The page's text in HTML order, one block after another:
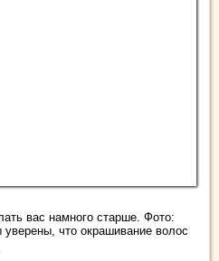
вас намного старше. Фото:
что окрашивание волос